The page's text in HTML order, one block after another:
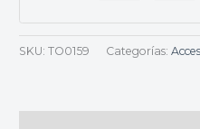
SKU: TO0159 Categorías: